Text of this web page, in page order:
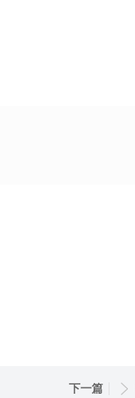
下一篇